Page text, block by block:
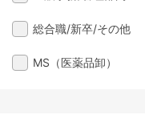
総合職/新卒/その他
MS（医薬品卸）